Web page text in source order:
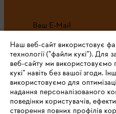
Ваш E-Mail
Наш веб-сайт використовує
технології ("файли кукі").
веб-сайту ми використовуємо
кукі" навіть без вашої згоди.
використовуємо для
надання персоналізованого
поведінки користувачів,
створення повних профілів